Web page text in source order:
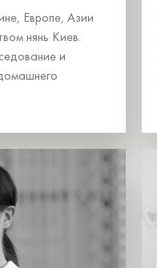
Европе, Азии
нянь Киев.
и